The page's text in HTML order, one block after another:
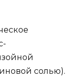
солью).